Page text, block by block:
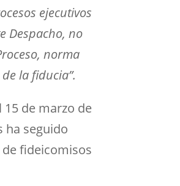
ejecutivos
Despacho, no
norma
la fiducia”.
15 de marzo de
ha seguido
fideicomisos